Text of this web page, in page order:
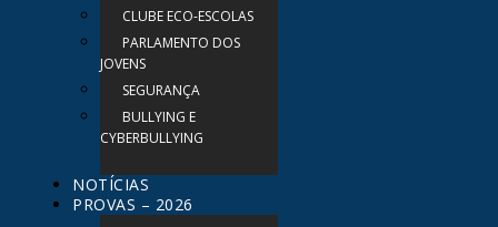
CLUBE ECO-ESCOLAS
PARLAMENTO DOS
JOVENS
SEGURANÇA
BULLYING E
CYBERBULLYING
NOTÍCIAS
PROVAS – 2026